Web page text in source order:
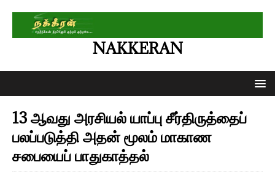
NAKKERAN
13 ஆவது அரசியல் யாப்பு சீர்திருத்தைப்
பலப்படுத்தி அதன் மூலம் மாகாண
சபையைப் பாதுகாத்தல்